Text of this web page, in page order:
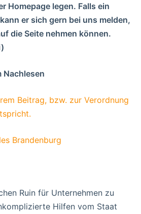
Homepage legen. Falls ein
er sich gern bei uns melden,
die Seite nehmen können.
Nachlesen
Beitrag, bzw. zur Verordnung
Brandenburg
Ruin für Unternehmen zu
Hilfen vom Staat